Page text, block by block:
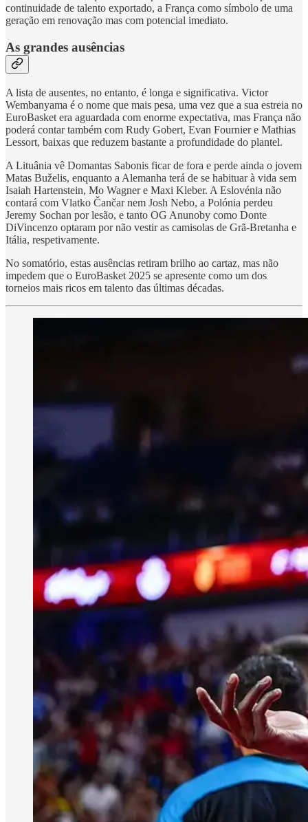
continuidade de talento exportado, a França como símbolo de uma
geração em renovação mas com potencial imediato.
As grandes ausências
A lista de ausentes, no entanto, é longa e significativa. Victor
Wembanyama é o nome que mais pesa, uma vez que a sua estreia no
EuroBasket era aguardada com enorme expectativa, mas França não
poderá contar também com Rudy Gobert, Evan Fournier e Mathias
Lessort, baixas que reduzem bastante a profundidade do plantel.
A Lituânia vê Domantas Sabonis ficar de fora e perde ainda o jovem
Matas Buželis, enquanto a Alemanha terá de se habituar à vida sem
Isaiah Hartenstein, Mo Wagner e Maxi Kleber. A Eslovénia não
contará com Vlatko Čančar nem Josh Nebo, a Polónia perdeu
Jeremy Sochan por lesão, e tanto OG Anunoby como Donte
DiVincenzo optaram por não vestir as camisolas de Grã-Bretanha e
Itália, respetivamente.
No somatório, estas ausências retiram brilho ao cartaz, mas não
impedem que o EuroBasket 2025 se apresente como um dos
torneios mais ricos em talento das últimas décadas.